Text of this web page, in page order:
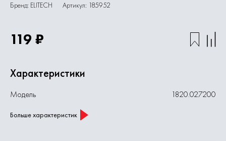
Бренд: ELITECH Артикул: 185952
119 ₽
Характеристики
Модель 1820.027200
Больше характеристик